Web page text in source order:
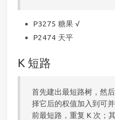
P3275 糖果 √
P2474 天平
K 短路
首先建出最短路树，然
择它后的权值加入到可
前最短路，重复 K 次；